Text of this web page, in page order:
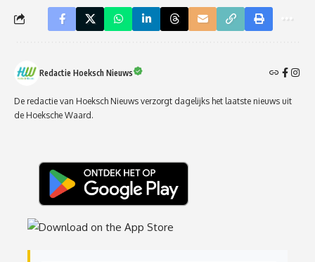
Redactie Hoeksch Nieuws
De redactie van Hoeksch Nieuws verzorgt dagelijks het laatste nieuws uit
de Hoeksche Waard.